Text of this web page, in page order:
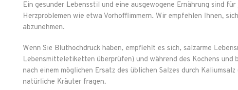
Ein gesunder Lebensstil und eine ausgewogene Ernährung sind
Herzproblemen wie etwa Vorhofflimmern. Wir empfehlen Ihnen,
abzunehmen.
Wenn Sie Bluthochdruck haben, empfiehlt es sich, salzarme
Lebensmitteletiketten überprüfen) und während des Kochens und
nach einem möglichen Ersatz des üblichen Salzes durch
natürliche Kräuter fragen.